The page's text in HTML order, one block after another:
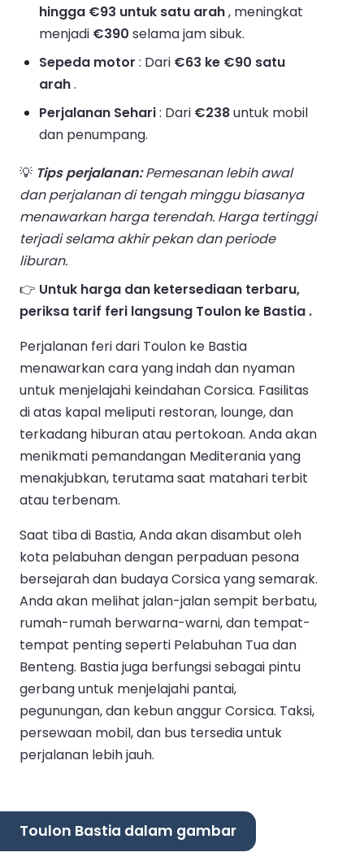
hingga €93 untuk satu arah, meningkat
menjadi €390 selama jam sibuk.
Sepeda motor : Dari €63 ke €90 satu
arah.
Perjalanan Sehari: Dari €238untuk mobil
dan penumpang.
💡 Tips perjalanan:Pemesanan lebih awal
dan perjalanan di tengah minggu biasanya
menawarkan harga terendah. Harga tertinggi
terjadi selama akhir pekan dan periode
liburan.
👉 Untuk harga dan ketersediaan terbaru,
periksa tarif feri langsung Toulon ke Bastia .
Perjalanan feri dari Toulon ke Bastia
menawarkan cara yang indah dan nyaman
untuk menjelajahi keindahan Corsica. Fasilitas
di atas kapal meliputi restoran, lounge, dan
terkadang hiburan atau pertokoan. Anda akan
menikmati pemandangan Mediterania yang
menakjubkan, terutama saat matahari terbit
atau terbenam.
Saat tiba di Bastia, Anda akan disambut oleh
kota pelabuhan dengan perpaduan pesona
bersejarah dan budaya Corsica yang semarak.
Anda akan melihat jalan-jalan sempit berbatu,
rumah-rumah berwarna-warni, dan tempat-
tempat penting seperti Pelabuhan Tua dan
Benteng. Bastia juga berfungsi sebagai pintu
gerbang untuk menjelajahi pantai,
pegunungan, dan kebun anggur Corsica. Taksi,
persewaan mobil, dan bus tersedia untuk
perjalanan lebih jauh.
Toulon Bastia dalam gambar